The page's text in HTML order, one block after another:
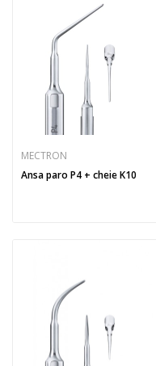
MECTRON
Ansa paro P4 + cheie K10